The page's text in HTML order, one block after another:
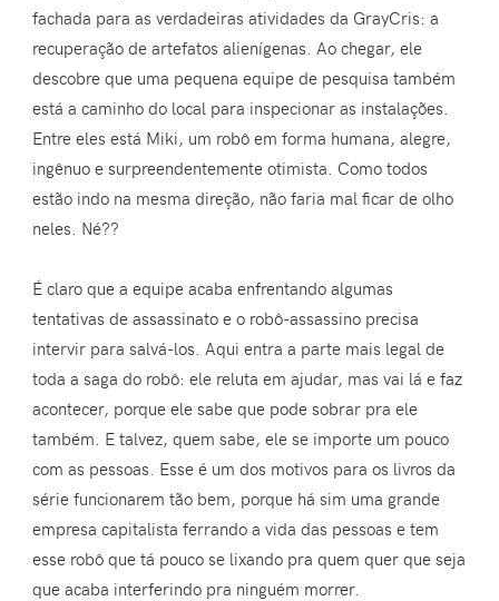
fachada para as verdadeiras atividades da GrayCris: a
recuperação de artefatos alienígenas. Ao chegar, ele
descobre que uma pequena equipe de pesquisa também
está a caminho do local para inspecionar as instalações.
Entre eles está Miki, um robô em forma humana, alegre,
ingênuo e surpreendentemente otimista. Como todos
estão indo na mesma direção, não faria mal ficar de olho
neles. Né??
É claro que a equipe acaba enfrentando algumas
tentativas de assassinato e o robô-assassino precisa
intervir para salvá-los. Aqui entra a parte mais legal de
toda a saga do robô: ele reluta em ajudar, mas vai lá e faz
acontecer, porque ele sabe que pode sobrar pra ele
também. E talvez, quem sabe, ele se importe um pouco
com as pessoas. Esse é um dos motivos para os livros da
série funcionarem tão bem, porque há sim uma grande
empresa capitalista ferrando a vida das pessoas e tem
esse robô que tá pouco se lixando pra quem quer que seja
que acaba interferindo pra ninguém morrer.